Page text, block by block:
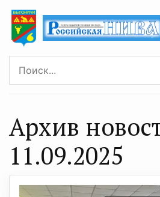
Архив
11.09.2025